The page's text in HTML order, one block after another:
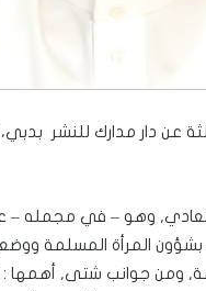
عن دار مدارك للنشر
من القطع العادي, وهو – في
المرأة المسلمة
ومن جوانب شتى,